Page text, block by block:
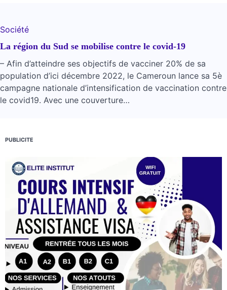
Société
La région du Sud se mobilise contre le covid-19
– Afin d’atteindre ses objectifs de vacciner 20% de sa
population d’ici décembre 2022, le Cameroun lance sa 5è
campagne nationale d’intensification de vaccination contre
le covid19. Avec une couverture…
PUBLICITE